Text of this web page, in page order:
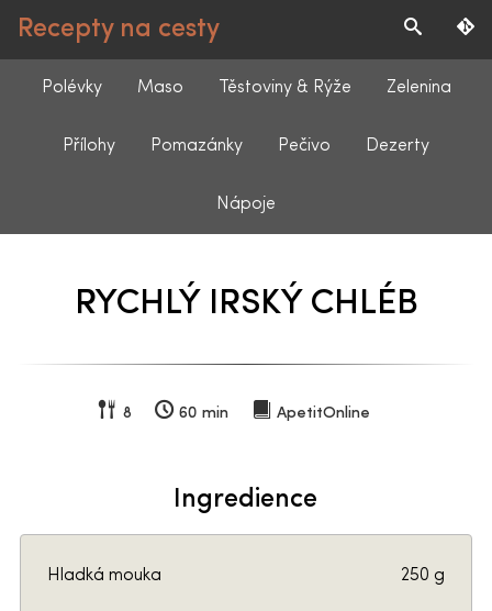
Recepty na cesty
Polévky Maso Těstoviny & Rýže Zelenina
Přílohy Pomazánky Pečivo Dezerty
Nápoje
RYCHLÝ IRSKÝ CHLÉB
8 60 min ApetitOnline
Ingredience
Hladká mouka 250 g